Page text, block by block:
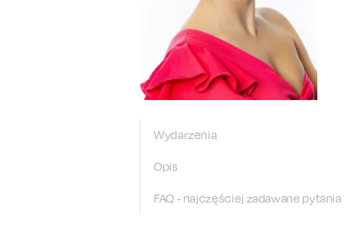
Wydarzenia
Opis
FAQ - najczęściej zadawane pytania